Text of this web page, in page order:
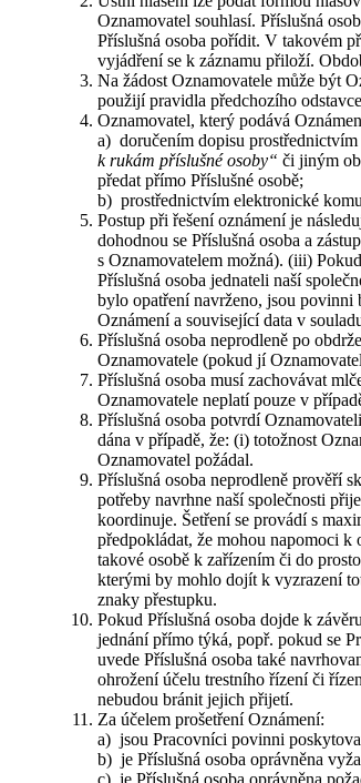
Oznamovatel souhlasí. Příslušná
Příslušná osoba pořídit. V takovém
vyjádření se k záznamu přiloží.
Na žádost Oznamovatele může být
použijí pravidla předchozího
Oznamovatel, který podává
a) doručením dopisu prostřednictvím
k rukám příslušné osoby“ či jiným
předat přímo Příslušné osobě;
b) prostřednictvím elektronické
Postup při řešení oznámení je
dohodnou se Příslušná osoba a
s Oznamovatelem možná). (iii)
Příslušná osoba jednateli naší
bylo opatření navrženo, jsou povinni
Oznámení a související data v
Příslušná osoba neprodleně po
Oznamovatele (pokud jí
Příslušná osoba musí zachovávat
Oznamovatele neplatí pouze v
Příslušná osoba potvrdí
dána v případě, že: (i) totožnost
Oznamovatel požádal.
Příslušná osoba neprodleně prověří
potřeby navrhne naší společnosti
koordinuje. Šetření se provádí s
předpokládat, že mohou napomoci k
takové osobě k zařízením či do
kterými by mohlo dojít k vyzrazení
znaky přestupku.
Pokud Příslušná osoba dojde k
jednání přímo týká, popř. pokud se
uvede Příslušná osoba také
ohrožení účelu trestního řízení či
nebudou bránit jejich přijetí.
Za účelem prošetření Oznámení:
a) jsou Pracovníci povinni
b) je Příslušná osoba oprávněna